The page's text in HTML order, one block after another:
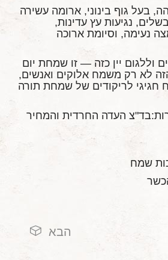
בעל גוף בינוני, ארומה עשירה
נגיעות עץ עדינות,
נעימה, וסיומת ארוכה
וללגום יין כזה — זו שמחת יום
לא רק משמח אלוקים ואנשים,
חגיגי לריקודים של שמחת תורה
14% כשרות:בד"צ העדה החרדית והמחיר
שמח
הבא